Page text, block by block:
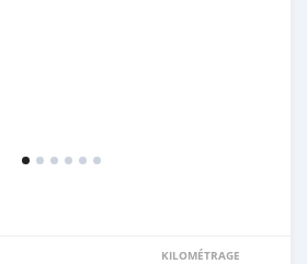
KILOMÉTRAGE